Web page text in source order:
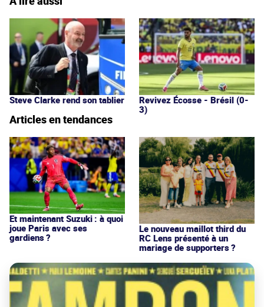
Steve Clarke rend son tablier
Revivez Écosse - Brésil (0-
3)
Articles en tendances
Et maintenant Suzuki : à quoi
joue Paris avec ses
gardiens ?
Le nouveau maillot third du
RC Lens présenté à un
mariage de supporters ?